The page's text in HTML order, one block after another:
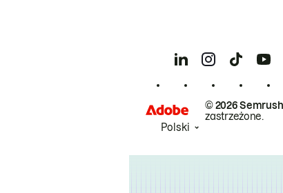
© 2026
zastrzeżone.
Polski